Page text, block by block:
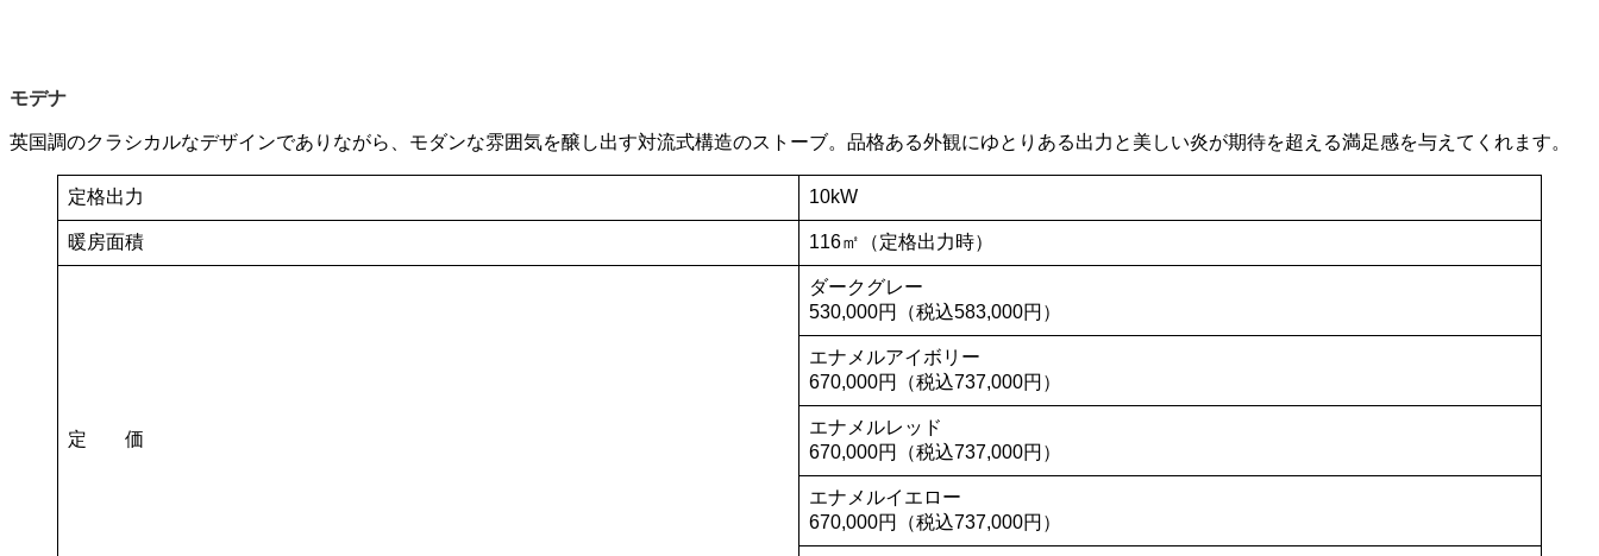
モデナ
英国調のクラシカルなデザインでありながら、モダンな雰囲気を醸し出す対流式構造のストーブ。品格ある外観にゆとりある出力と美しい炎が期待を超える満足感を与えてくれます。
定格出力 10kW
暖房面積 116㎡（定格出力時）
定 価
ダークグレー
530,000円（税込583,000円）
エナメルアイボリー
670,000円（税込737,000円）
エナメルレッド
670,000円（税込737,000円）
エナメルイエロー
670,000円（税込737,000円）